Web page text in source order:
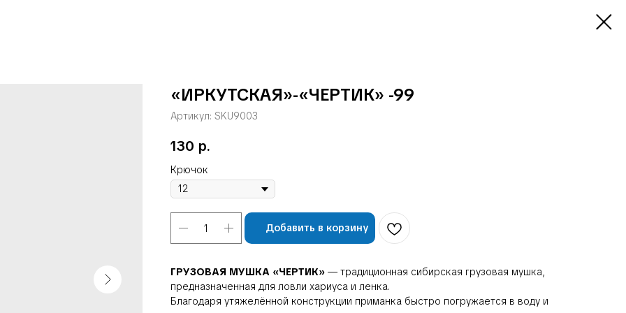
«ИРКУТСКАЯ»-«ЧЕРТИК» -99
Артикул: SKU9003
130 р.
Крючок
Добавить в корзину
ГРУЗОВАЯ МУШКА «ЧЕРТИК» — традиционная сибирская грузовая мушка,
предназначенная для ловли хариуса и ленка.
Благодаря утяжелённой конструкции приманка быстро погружается в воду и